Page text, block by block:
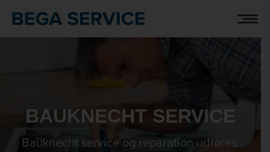
BAUKNECHT SERVICE
Bauknecht service og reparation udføres.